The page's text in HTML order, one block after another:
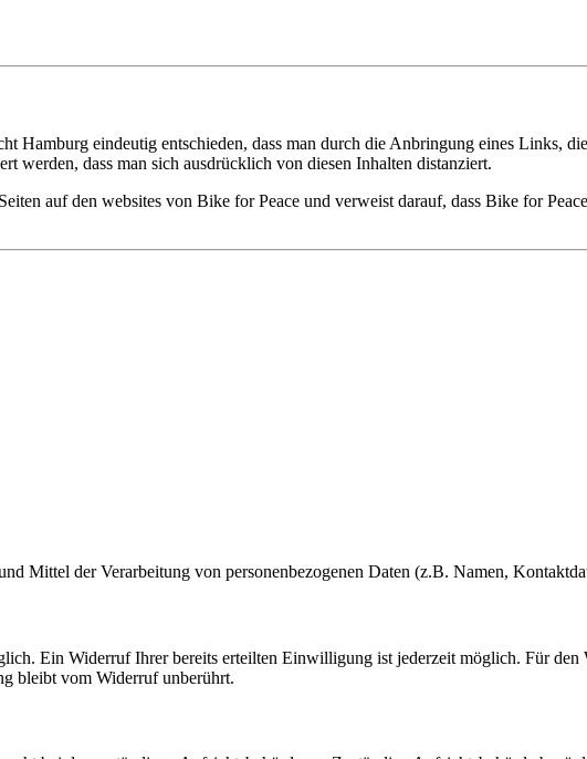
eindeutig entschieden, dass man durch die Anbringung eines Links,
werden, dass man sich ausdrücklich von diesen Inhalten distanziert.
auf den websites von Bike for Peace und verweist darauf, dass Bike for
Mittel der Verarbeitung von personenbezogenen Daten (z.B. Namen,
Ein Widerruf Ihrer bereits erteilten Einwilligung ist jederzeit möglich. Für den
bleibt vom Widerruf unberührt.